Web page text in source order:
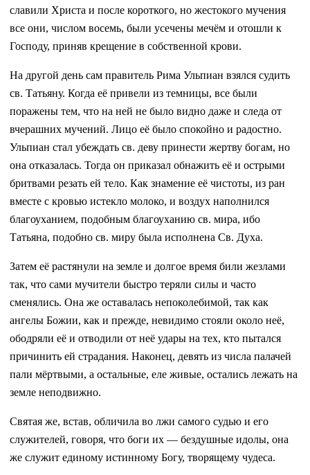
славили Христа и после короткого, но жестокого мучения
все они, числом восемь, были усечены мечём и отошли к
Господу, приняв крещение в собственной крови.
На другой день сам правитель Рима Ульпиан взялся судить
св. Татьяну. Когда её привели из темницы, все были
поражены тем, что на ней не было видно даже и следа от
вчерашних мучений. Лицо её было спокойно и радостно.
Ульпиан стал убеждать св. деву принести жертву богам, но
она отказалась. Тогда он приказал обнажить её и острыми
бритвами резать ей тело. Как знамение её чистоты, из ран
вместе с кровью истекло молоко, и воздух наполнился
благоуханием, подобным благоуханию св. мира, ибо
Татьяна, подобно св. миру была исполнена Св. Духа.
Затем её растянули на земле и долгое время били жезлами
так, что сами мучители быстро теряли силы и часто
сменялись. Она же оставалась непоколебимой, так как
ангелы Божии, как и прежде, невидимо стояли около неё,
ободряли её и отводили от неё удары на тех, кто пытался
причинить ей страдания. Наконец, девять из числа палачей
пали мёртвыми, а остальные, еле живые, остались лежать на
земле неподвижно.
Святая же, встав, обличила во лжи самого судью и его
служителей, говоря, что боги их — бездушные идолы, она
же служит единому истинному Богу, творящему чудеса.